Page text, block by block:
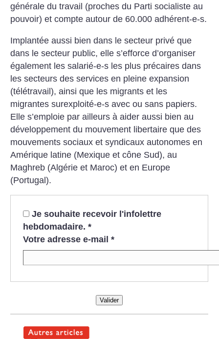
générale du travail (proches du Parti socialiste au
pouvoir) et compte autour de 60.000 adhérent-e-s.
Implantée aussi bien dans le secteur privé que
dans le secteur public, elle s’efforce d’organiser
également les salarié-e-s les plus précaires dans
les secteurs des services en pleine expansion
(télétravail), ainsi que les migrants et les
migrantes surexploité-e-s avec ou sans papiers.
Elle s’emploie par ailleurs à aider aussi bien au
développement du mouvement libertaire que des
mouvements sociaux et syndicaux autonomes en
Amérique latine (Mexique et cône Sud), au
Maghreb (Algérie et Maroc) et en Europe
(Portugal).
Je souhaite recevoir l'infolettre
hebdomadaire. *
Votre adresse e-mail *
Valider